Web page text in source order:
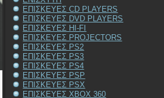
ΕΠΙΣΚΕΥΕΣ CD PLAYERS
ΕΠΙΣΚΕΥΕΣ DVD PLAYERS
ΕΠΙΣΚΕΥΕΣ HI-FI
ΕΠΙΣΚΕΥΕΣ PROJECTORS
ΕΠΙΣΚΕΥΕΣ PS2
ΕΠΙΣΚΕΥΕΣ PS3
ΕΠΙΣΚΕΥΕΣ PS4
ΕΠΙΣΚΕΥΕΣ PSP
ΕΠΙΣΚΕΥΕΣ PSX
ΕΠΙΣΚΕΥΕΣ XBOX 360